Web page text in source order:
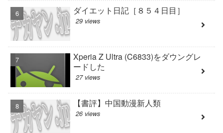
ダイエット日記［８５４日目］
29 views
Xperia Z Ultra (C6833)をダウングレ
ードした
27 views
【書評】中国動漫新人類
26 views